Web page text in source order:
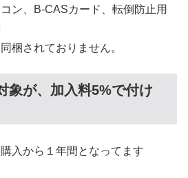
ン、B-CASカード、転倒防止用
梱されておりません。
象が、加入料5%で付け
入から１年間となってます